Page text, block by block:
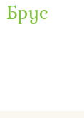
Брус